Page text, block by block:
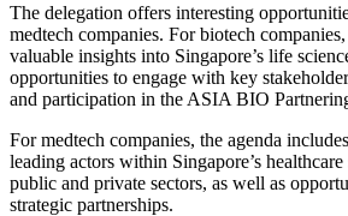
The delegation offers interesting
medtech companies. For biotech
valuable insights into Singapore’s life
opportunities to engage with key
and participation in the ASIA BIO
For medtech companies, the agenda
leading actors within Singapore’s
public and private sectors, as well as
strategic partnerships.